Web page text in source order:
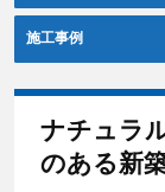
施工事例
ナチュラ
のある新